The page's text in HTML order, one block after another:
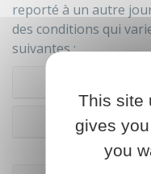
reporté à un autre
des conditions qui
suivantes :
Dérogation
This site
gives
you